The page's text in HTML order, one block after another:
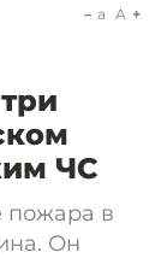
a A
ЧС
пожара в
Он